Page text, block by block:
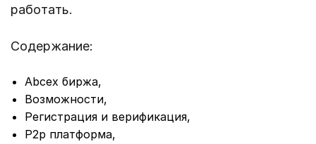
работать.
Содержание:
Abcex биржа,
Возможности,
Регистрация и верификация,
P2p платформа,